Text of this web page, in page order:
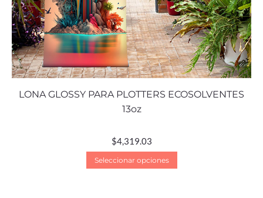
LONA GLOSSY PARA PLOTTERS ECOSOLVENTES
13oz
$4,319.03
Seleccionar opciones